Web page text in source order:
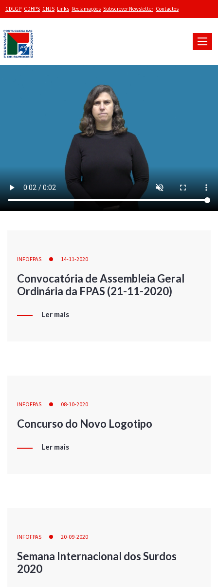
CDLGP CDHPS CNJS Links Reclamações Subscrever Newsletter Contactos
Toggle
INFOFPAS 14-11-2020
Convocatória de Assembleia Geral
Ordinária da FPAS (21-11-2020)
Ler mais
INFOFPAS 08-10-2020
Concurso do Novo Logotipo
Ler mais
INFOFPAS 20-09-2020
Semana Internacional dos Surdos
2020